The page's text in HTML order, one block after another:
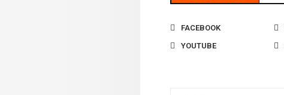
FACEBOOK
YOUTUBE